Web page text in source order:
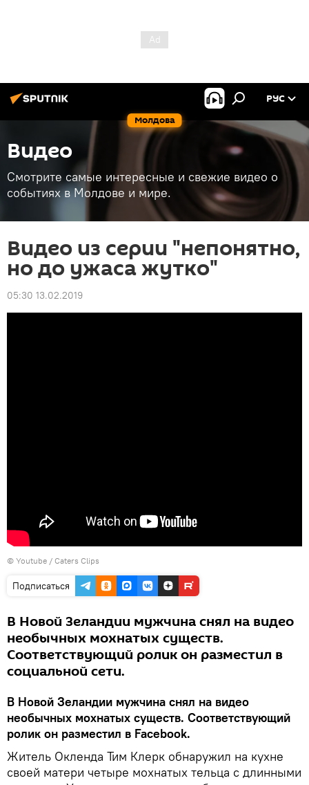
Молдова
РУС
Видео
Смотрите самые интересные и свежие видео о
событиях в Молдове и мире.
Видео из серии "непонятно,
но до ужаса жутко"
05:30 13.02.2019
© Youtube / Caters Clips
Подписаться
В Новой Зеландии мужчина снял на видео
необычных мохнатых существ.
Соответствующий ролик он разместил в
социальной сети.
В Новой Зеландии мужчина снял на видео
необычных мохнатых существ. Соответствующий
ролик он разместил в Facebook.
Житель Окленда Тим Клерк обнаружил на кухне
своей матери четыре мохнатых тельца с длинными